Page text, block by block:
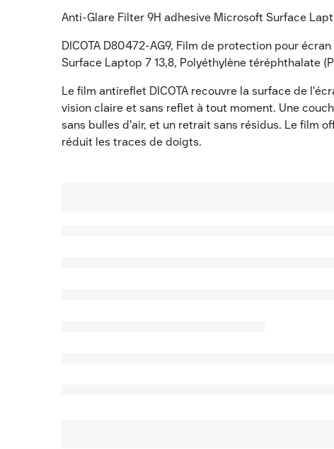
Anti-Glare Filter 9H adhesive Microsoft Surface
DICOTA D80472-AG9, Film de protection pour
Surface Laptop 7 13,8, Polyéthylène téréphthalate
Le film antireflet DICOTA recouvre la surface de
vision claire et sans reflet à tout moment. Une
sans bulles d'air, et un retrait sans résidus. Le film
réduit les traces de doigts.